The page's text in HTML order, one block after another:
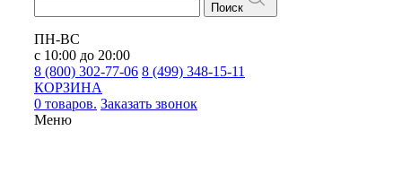
Поиск
ПН-ВС
с 10:00 до 20:00
8 (800) 302-77-06 8 (499) 348-15-11
КОРЗИНА
0 товаров. Заказать звонок
Меню